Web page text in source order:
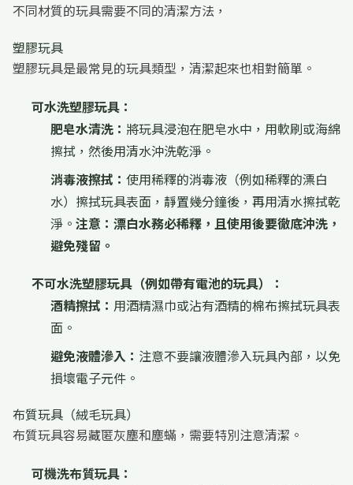
不同材質的玩具需要不同的清潔方法，
塑膠玩具
塑膠玩具是最常見的玩具類型，清潔起來也相對簡單。
可水洗塑膠玩具：
肥皂水清洗： 將玩具浸泡在肥皂水中，用軟刷或海綿
擦拭，然後用清水沖洗乾淨。
消毒液擦拭： 使用稀釋的消毒液（例如稀釋的漂白
水）擦拭玩具表面，靜置幾分鐘後，再用清水擦拭乾
淨。 注意：漂白水務必稀釋，且使用後要徹底沖洗，
避免殘留。
不可水洗塑膠玩具（例如帶有電池的玩具）：
酒精擦拭： 用酒精濕巾或沾有酒精的棉布擦拭玩具表
面。
避免液體滲入： 注意不要讓液體滲入玩具內部，以免
損壞電子元件。
布質玩具（絨毛玩具）
布質玩具容易藏匿灰塵和塵蟎，需要特別注意清潔。
可機洗布質玩具：